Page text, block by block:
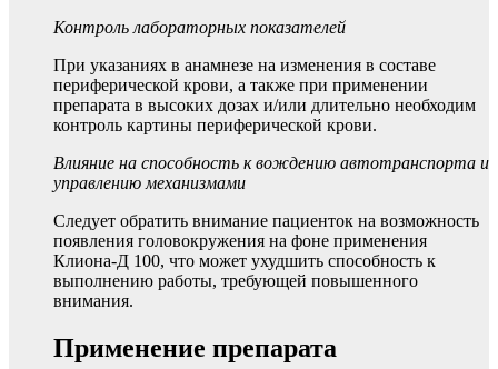
Контроль лабораторных показателей
При указаниях в анамнезе на изменения в составе
периферической крови, а также при применении
препарата в высоких дозах и/или длительно необходим
контроль картины периферической крови.
Влияние на способность к вождению автотранспорта и
управлению механизмами
Следует обратить внимание пациенток на возможность
появления головокружения на фоне применения
Клиона-Д 100, что может ухудшить способность к
выполнению работы, требующей повышенного
внимания.
Применение препарата